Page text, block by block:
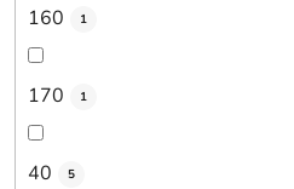
160 1
170 1
40 5